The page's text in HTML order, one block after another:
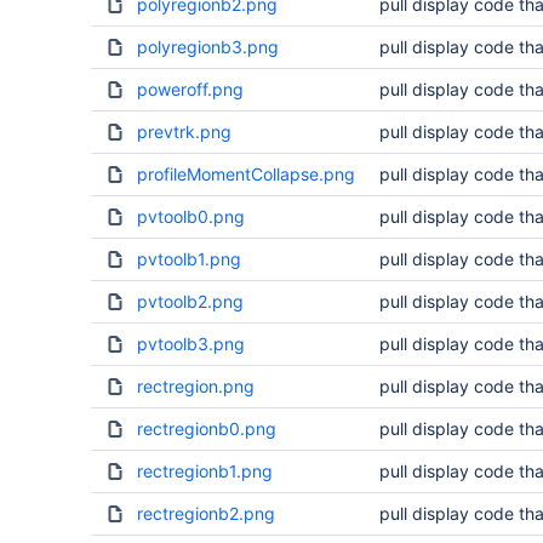
polyregionb2.png pull display code
polyregionb3.png pull display code
poweroff.png pull display code
prevtrk.png pull display code
profileMomentCollapse.png pull display code
pvtoolb0.png pull display code
pvtoolb1.png pull display code
pvtoolb2.png pull display code
pvtoolb3.png pull display code
rectregion.png pull display code
rectregionb0.png pull display code
rectregionb1.png pull display code
rectregionb2.png pull display code